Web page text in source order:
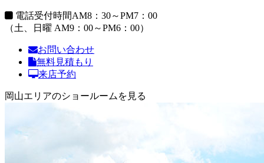
電話受付時間AM8：30～PM7：00
（土、日曜 AM9：00～PM6：00）
お問い合わせ
無料見積もり
来店予約
岡山エリアのショールームを見る